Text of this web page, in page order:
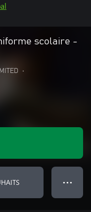
scolaire -
•
● ● ●